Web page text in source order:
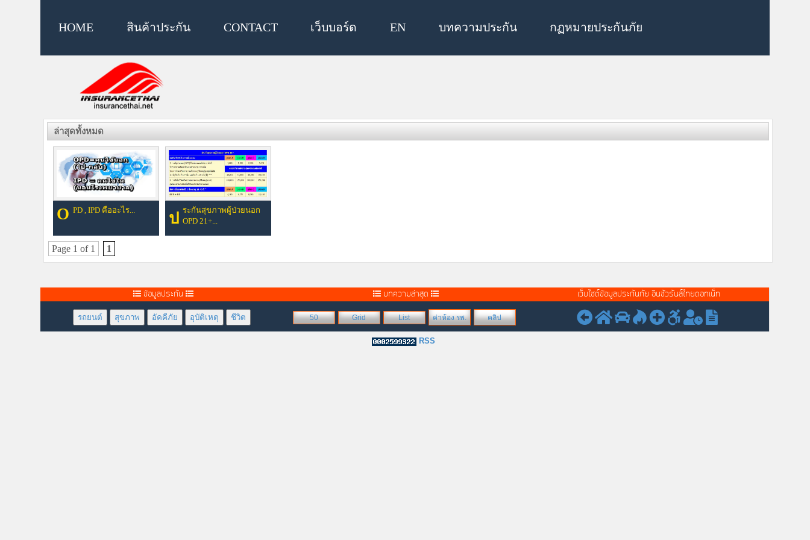
HOME สินค้าประกัน CONTACT เว็บบอร์ด EN บทความประกัน กฏหมายประกันภัย
ล่าสุดทั้งหมด
OPD , IPD คืออะไร... ป
ระกันสุขภาพผู้ป่วยนอก
OPD 21+...
Page 1 of 1 1
ข้อมูลประกัน
รถยนต์ สุขภาพ อัคคีภัย อุบัติเหตุ ชีวิต
บทความล่าสุด
50 Grid List ค่าห้อง รพ. คลิป
เว็บไซต์ข้อมูลประกันภัย อินชัวรันส์ไทยดอทเน็ท
RSS